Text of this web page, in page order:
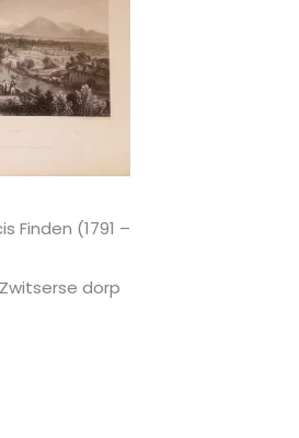
Finden (1791 –
dorp